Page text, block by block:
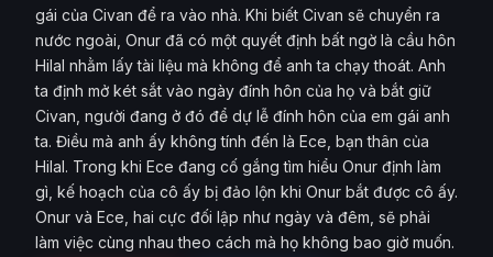
gái của Civan để ra vào nhà. Khi biết Civan sẽ chuyển ra
nước ngoài, Onur đã có một quyết định bất ngờ là cầu hôn
Hilal nhằm lấy tài liệu mà không để anh ta chạy thoát. Anh
ta định mở két sắt vào ngày đính hôn của họ và bắt giữ
Civan, người đang ở đó để dự lễ đính hôn của em gái anh
ta. Điều mà anh ấy không tính đến là Ece, bạn thân của
Hilal. Trong khi Ece đang cố gắng tìm hiểu Onur định làm
gì, kế hoạch của cô ấy bị đảo lộn khi Onur bắt được cô ấy.
Onur và Ece, hai cực đối lập như ngày và đêm, sẽ phải
làm việc cùng nhau theo cách mà họ không bao giờ muốn.